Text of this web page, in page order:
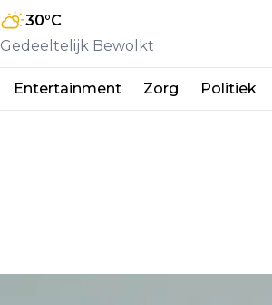
30°C
Gedeeltelijk Bewolkt
Entertainment Zorg Politiek